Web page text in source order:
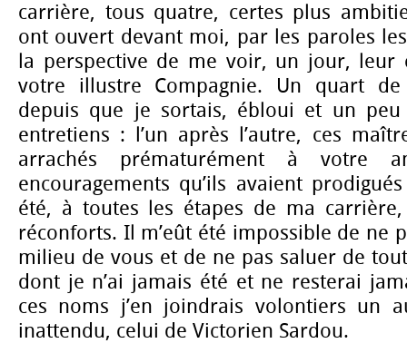
carrière, tous quatre, certes plus
ont ouvert devant moi, par les paroles
la perspective de me voir, un jour, leur
votre illustre Compagnie. Un quart de
depuis que je sortais, ébloui et un
entretiens : l’un après l’autre, ces
arrachés prématurément à votre
encouragements qu’ils avaient
été, à toutes les étapes de ma
réconforts. Il m’eût été impossible de ne
milieu de vous et de ne pas saluer de
dont je n’ai jamais été et ne resterai
ces noms j’en joindrais volontiers un
inattendu, celui de Victorien Sardou.